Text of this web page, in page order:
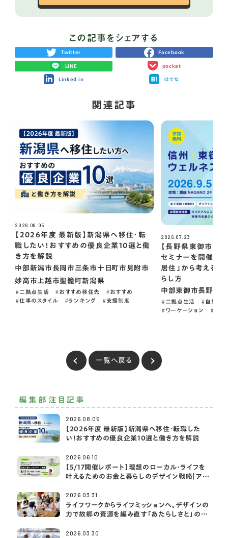
この記事をシェアする
Twitter Facebook
LINE pocket
Linked in はてな
関連記事
2026.08.05
【2026年度 最新版】新潟県へ移住・転
職したい！おすすめの優良企業10選と働
き方を解説
中部新潟市長岡市三条市十日町市 見附市
妙高市上越市聖籠町新潟県
二拠点生活 おすすめ移住先
おすすめ
仕事のスタイル
ランキング 支援制度
2026.07.23
【長野県東御市】
セミナーを開催 「
居住」から考える、
らし方
中部東御市長野県
二拠点生活
自然癒
ワーケーション
一覧へ戻る
編集部注目記事
2026.08.05
【2026年度 最新版】新潟県へ移住・転職した
い！おすすめの優良企業10選と働き方を解説
2026.06.10
【5/17開催レポート】理想のローカル・ライフを
叶えるためのお金と暮らしのデザイン戦略｜アク
2026.03.31
ライフワークからライフミッションへ。デザインの
力で故郷の資源を編み直す「あたらしさと」の挑
2026.03.30